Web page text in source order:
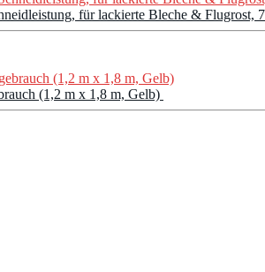
für lackierte Bleche & Flugrost, 7
(1,2 m x 1,8 m, Gelb)